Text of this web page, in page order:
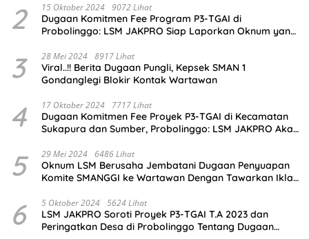
2 15 Oktober 2024 9072 Lihat
Dugaan Komitmen Fee Program P3-TGAI di
Probolinggo: LSM JAKPRO Siap Laporkan Oknum yang
3 28 Mei 2024 8917 Lihat
Viral..!! Berita Dugaan Pungli, Kepsek SMAN 1
Gondanglegi Blokir Kontak Wartawan
4 17 Oktober 2024 7717 Lihat
Dugaan Komitmen Fee Proyek P3-TGAI di Kecamatan
Sukapura dan Sumber, Probolinggo: LSM JAKPRO Akan
5 29 Mei 2024 6486 Lihat
Oknum LSM Berusaha Jembatani Dugaan Penyuapan
Komite SMANGGI ke Wartawan Dengan Tawarkan Iklan
6 5 Oktober 2024 5624 Lihat
LSM JAKPRO Soroti Proyek P3-TGAI T.A 2023 dan
Peringatkan Desa di Probolinggo Tentang Dugaan